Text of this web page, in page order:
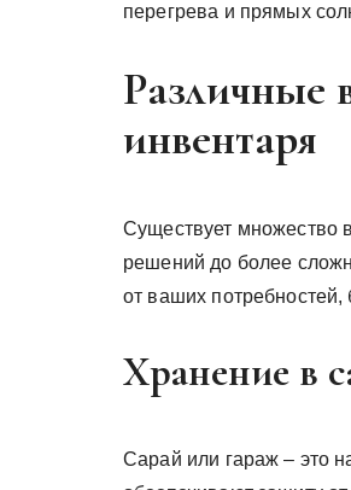
перегрева и прямых
Различные
инвентаря
Существует множество
решений до более
от ваших потребностей,
Хранение в
Сарай или гараж – это